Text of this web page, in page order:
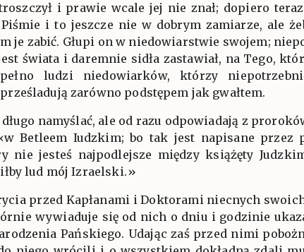
i prawie wcale jej nie znał; dopiero
i to jeszcze nie w dobrym zamiarze, ale
je zabić. Głupi on w niedowiarstwie swojem;
świata i daremnie sidła zastawiał, na Tego,
ludzi niedowiarków, którzy
zarówno podstępem jak gwałtem.
namyślać, ale od razu odpowiadają z
Betleem Iudzkim; bo tak jest napisane przez
nie jesteś najpodlejsze między książęty
lud mój Izraelski.»
przed Kapłanami i Doktorami niecnych
wywiaduje się od nich o dniu i godzinie
Pańskiego. Udając zaś przed nimi